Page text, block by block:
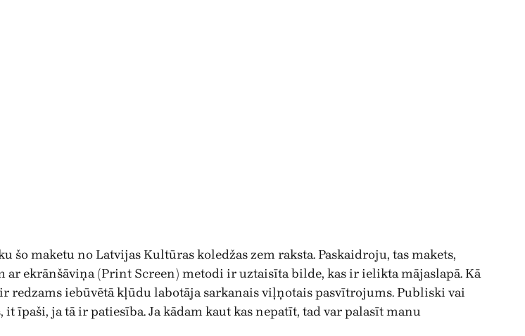
šo maketu no Latvijas Kultūras koledžas zem raksta. Paskaidroju, tas makets,
ar ekrānšāviņa (Print Screen) metodi ir uztaisīta bilde, kas ir ielikta mājaslapā. Kā
redzams iebūvētā kļūdu labotāja sarkanais viļņotais pasvītrojums. Publiski vai
īpaši, ja tā ir patiesība. Ja kādam kaut kas nepatīt, tad var palasīt manu